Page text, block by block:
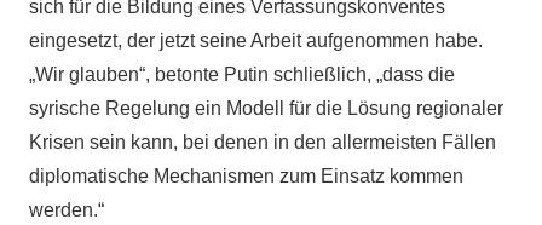
sich für die Bildung eines Verfassungskonventes
eingesetzt, der jetzt seine Arbeit aufgenommen habe.
„Wir glauben“, betonte Putin schließlich, „dass die
syrische Regelung ein Modell für die Lösung regionaler
Krisen sein kann, bei denen in den allermeisten Fällen
diplomatische Mechanismen zum Einsatz kommen
werden.“